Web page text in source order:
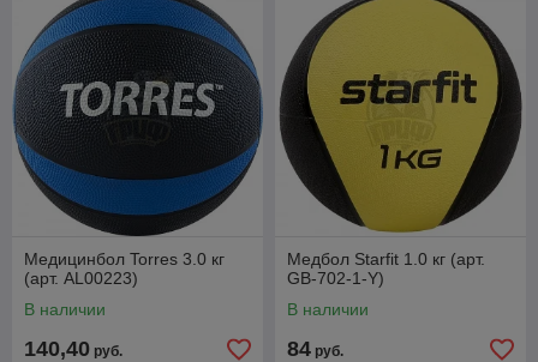
Медицинбол Torres 3.0 кг
(арт. AL00223)
В наличии
140,40 руб.
Медбол Starfit 1.0 кг (арт.
GB-702-1-Y)
В наличии
84 руб.